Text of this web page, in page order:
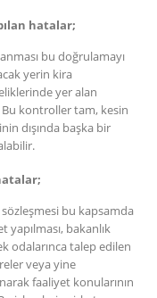
hatalar;
bu doğrulamayı
yerin kira
yer alan
kontroller tam, kesin
dışında başka bir
bu kapsamda
bakanlık
odalarınca talep edilen
veya yine
faaliyet konularının